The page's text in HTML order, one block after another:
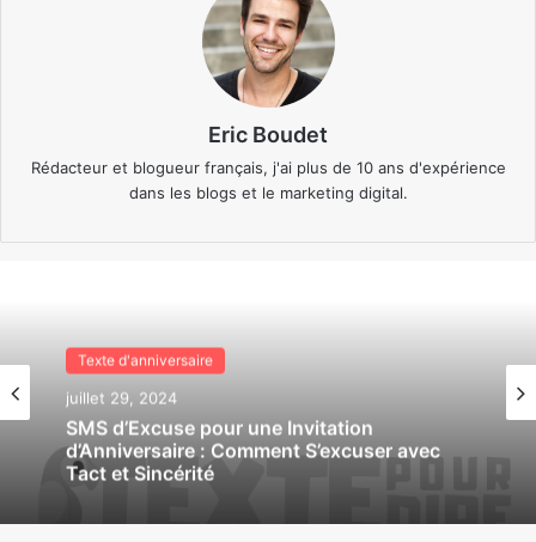
Eric Boudet
Rédacteur et blogueur français, j'ai plus de 10 ans d'expérience
dans les blogs et le marketing digital.
Texte d'anniversaire
juillet 29, 2024
SMS d’Excuse pour une Invitation
d’Anniversaire : Comment S’excuser avec
Tact et Sincérité